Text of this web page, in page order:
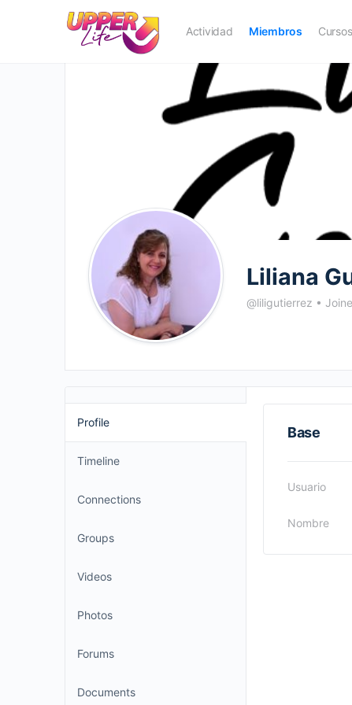
Actividad Miembros Cursos
Liliana
@liligutierrez •
Profile
Timeline
Connections
Groups
Videos
Photos
Forums
Documents
Base
Usuario
Nombre